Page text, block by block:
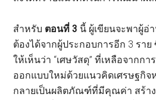
สำหรับ ตอนที่ 3 นี้ ผู้เขียนจะพาผู้อ่
ต้องได้จากผู้ประกอบการอีก 3 รา
ให้เห็นว่า “เศษวัสดุ” ที่เหลือจากก
ออกแบบใหม่ด้วยแนวคิดเศรษฐกิจ
กลายเป็นผลิตภัณฑ์ที่มีคุณค่า สร้าง